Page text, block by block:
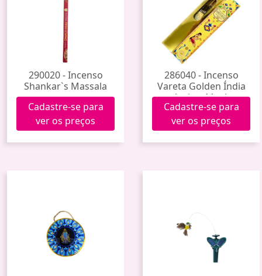
290020 - Incenso
Shankar`s Massala
Cadastre-se para
ver os preços
286040 - Incenso
Vareta Golden Índia
Amber Musk
Cadastre-se para
ver os preços